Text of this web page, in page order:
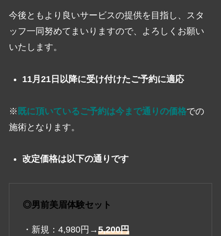
今後ともより良いサービスの提供を目指し、スタ
ッフ一同努めてまいりますので、よろしくお願い
いたします。
11月21日以降に受け付けたご予約に適応
※ 既に頂いているご予約は今まで通りの価格での
施術となります。
改定価格は以下の通りです
◎男前美眉体験セット
・新規：4,980円→5,200円